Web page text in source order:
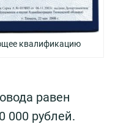
квалификацию
равен
000 рублей.